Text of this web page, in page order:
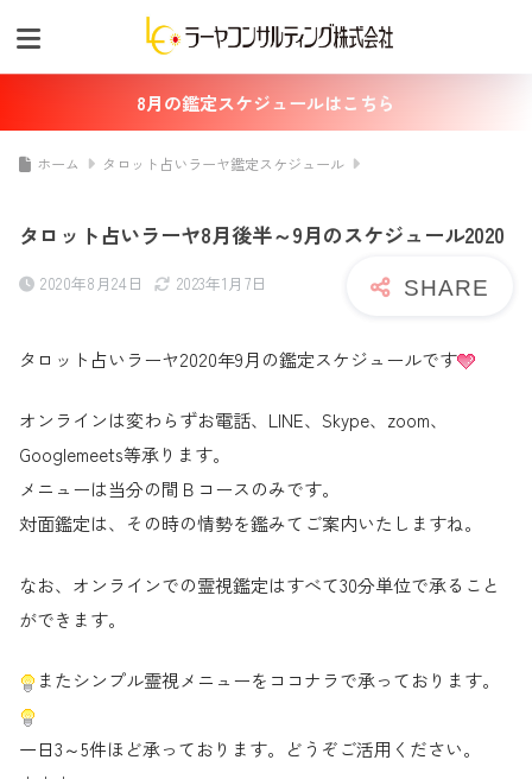
8月の鑑定スケジュールはこちら
ホーム タロット占いラーヤ鑑定スケジュール
タロット占いラーヤ8月後半～9月のスケジュール2020
2020年8月24日 2023年1月7日
タロット占いラーヤ2020年9月の鑑定スケジュールです
オンラインは変わらずお電話、LINE、Skype、zoom、
Googlemeets等承ります。
メニューは当分の間Ｂコースのみです。
対面鑑定は、その時の情勢を鑑みてご案内いたしますね。
なお、オンラインでの霊視鑑定はすべて30分単位で承ること
ができます。
またシンプル霊視メニューをココナラで承っております。
一日3～5件ほど承っております。どうぞご活用ください。